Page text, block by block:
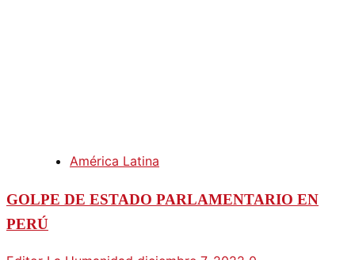
América Latina
GOLPE DE ESTADO PARLAMENTARIO EN
PERÚ